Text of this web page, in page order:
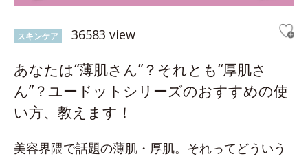
スキンケア 36583 view
あなたは“薄肌さん”？それとも“厚肌さ
ん”？ユードットシリーズのおすすめの使
い方、教えます！
美容界隈で話題の薄肌・厚肌。それってどういう